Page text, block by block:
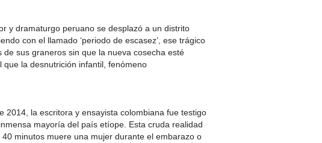
y dramaturgo peruano se desplazó a un distrito
con el llamado ‘periodo de escasez’, ese trágico
sus graneros sin que la nueva cosecha esté
la desnutrición infantil, fenómeno
2014, la escritora y ensayista colombiana fue testigo
mayoría del país etíope. Esta cruda realidad
minutos muere una mujer durante el embarazo o